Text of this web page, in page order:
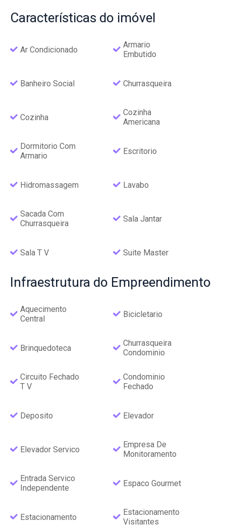
Características do imóvel
Ar Condicionado
Armario
Embutido
Banheiro Social Churrasqueira
Cozinha
Cozinha
Americana
Dormitorio Com
Armario
Escritorio
Hidromassagem Lavabo
Sacada Com
Churrasqueira
Sala Jantar
Sala T V Suite Master
Infraestrutura do Empreendimento
Aquecimento
Central
Bicicletario
Brinquedoteca
Churrasqueira
Condominio
Circuito Fechado
T V
Condominio
Fechado
Deposito Elevador
Elevador Servico
Empresa De
Monitoramento
Entrada Servico
Independente
Espaco Gourmet
Estacionamento
Estacionamento
Visitantes